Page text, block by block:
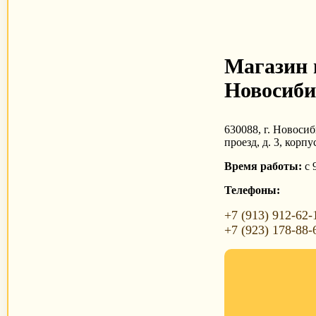
Магазин
630088, г.
проезд, д. 3,
Время работы: с
Телефоны:
+7 (913) 912-62-
+7 (923) 178-88-